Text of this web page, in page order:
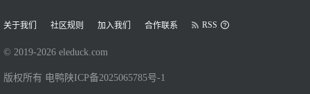
关于我们 社区规则 加入我们 合作联系 RSS
© 2019-2026 eleduck.com
版权所有 电鸭 陕ICP备2025065785号-1